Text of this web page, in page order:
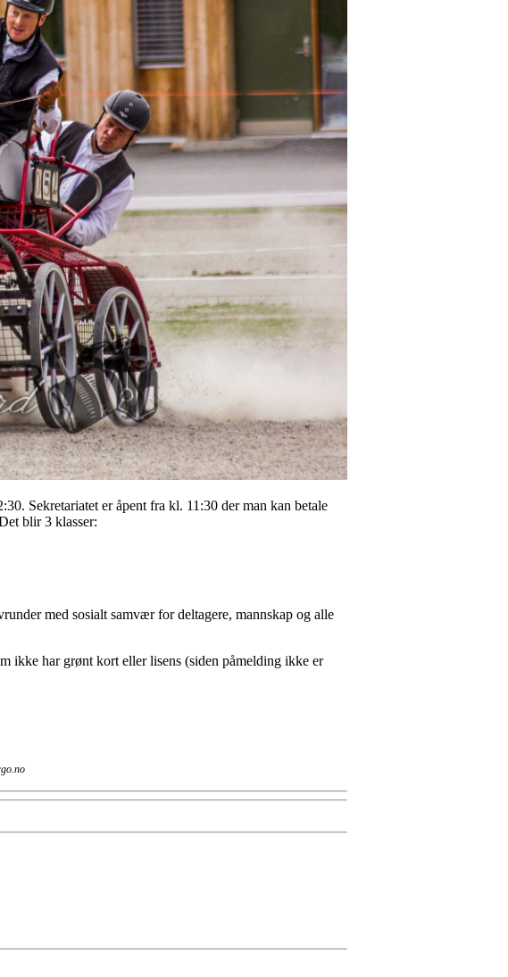
Sekretariatet er åpent fra kl. 11:30 der man kan betale
blir 3 klasser:
med sosialt samvær for deltagere, mannskap og alle
ikke har grønt kort eller lisens (siden påmelding ikke er